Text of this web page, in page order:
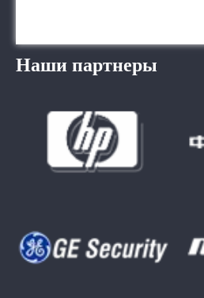
Наши партнеры